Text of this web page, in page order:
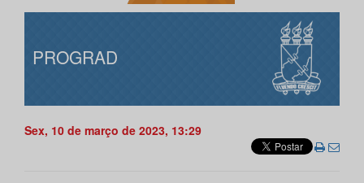
PROGRAD
Sex, 10 de março de 2023, 13:29